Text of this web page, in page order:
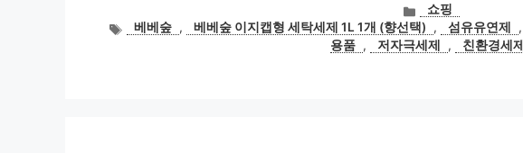
카
테
고
쇼핑
태베베숲 , 베베숲 이지캡형 세탁세제 1L 1개 (향선택) , 섬유유연제 ,
용품 , 저자극세제 , 친환경세제